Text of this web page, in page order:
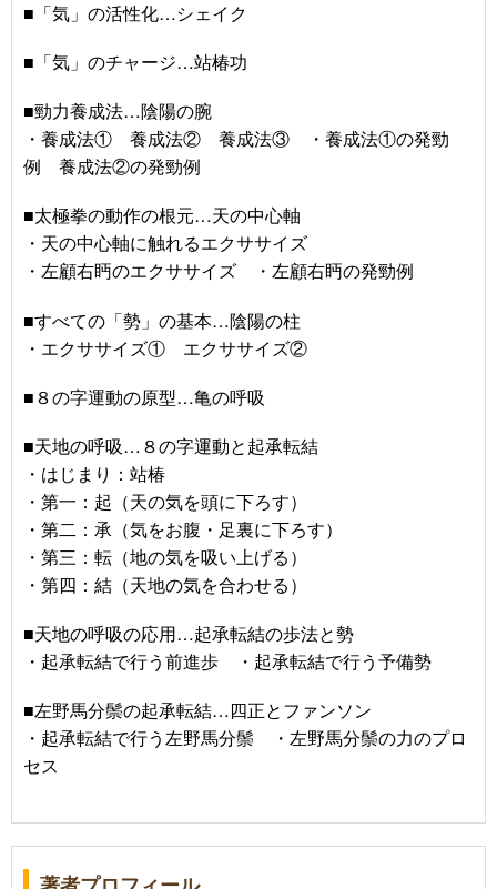
■「気」の活性化…シェイク
■「気」のチャージ…站椿功
■勁力養成法…陰陽の腕
・養成法① 養成法② 養成法③ ・養成法①の発勁
例 養成法②の発勁例
■太極拳の動作の根元…天の中心軸
・天の中心軸に触れるエクササイズ
・左顧右眄のエクササイズ ・左顧右眄の発勁例
■すべての「勢」の基本…陰陽の柱
・エクササイズ① エクササイズ②
■８の字運動の原型…亀の呼吸
■天地の呼吸…８の字運動と起承転結
・はじまり：站椿
・第一：起（天の気を頭に下ろす）
・第二：承（気をお腹・足裏に下ろす）
・第三：転（地の気を吸い上げる）
・第四：結（天地の気を合わせる）
■天地の呼吸の応用…起承転結の歩法と勢
・起承転結で行う前進歩 ・起承転結で行う予備勢
■左野馬分鬃の起承転結…四正とファンソン
・起承転結で行う左野馬分鬃 ・左野馬分鬃の力のプロ
セス